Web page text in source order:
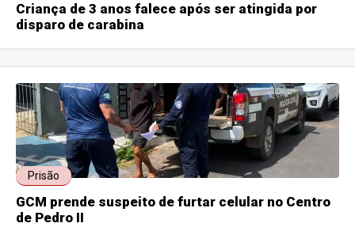
Criança de 3 anos falece após ser atingida por
disparo de carabina
Prisão
GCM prende suspeito de furtar celular no Centro
de Pedro II